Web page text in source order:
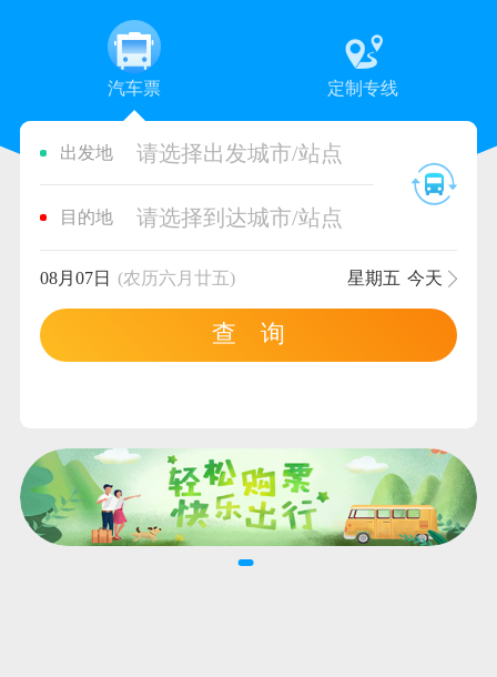
汽车票 定制专线
出发地 请选择出发城市/站点
目的地 请选择到达城市/站点
08月07日 (农历六月廿五) 星期五 今天
查 询